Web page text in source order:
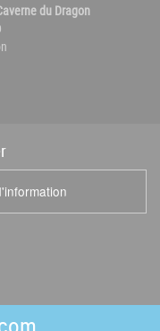
du Dragon